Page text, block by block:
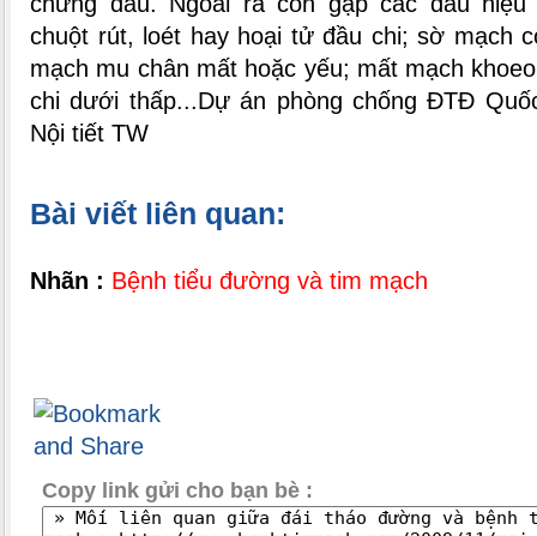
chuột rút, loét hay hoại tử đầu chi; sờ mạch
mạch mu chân mất hoặc yếu; mất mạch
chi dưới thấp...Dự án phòng chống ĐTĐ
Nội tiết TW
Bài viết liên quan:
Nhãn : Bệnh tiểu đường và tim mạch
Copy link gửi cho bạn bè :